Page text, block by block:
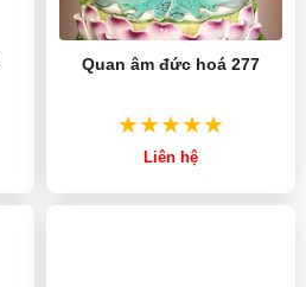
Quan âm đức hoá 277
Liên hệ